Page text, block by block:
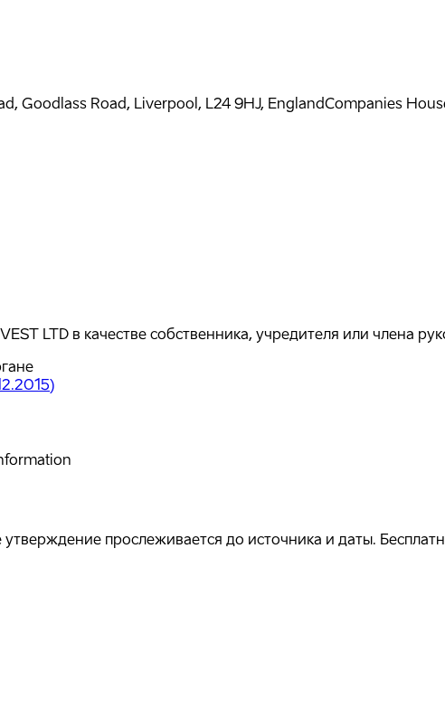
Goodlass Road, Liverpool, L24 9HJ, EnglandCompanies
LTD в качестве собственника, учредителя или члена
)
прослеживается до источника и даты.